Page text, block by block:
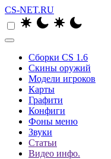
CS-NET.RU
Сборки CS 1.6
Скины оружий
Модели игроков
Карты
Графити
Конфиги
Фоны меню
Звуки
Статьи
Видео инфо.